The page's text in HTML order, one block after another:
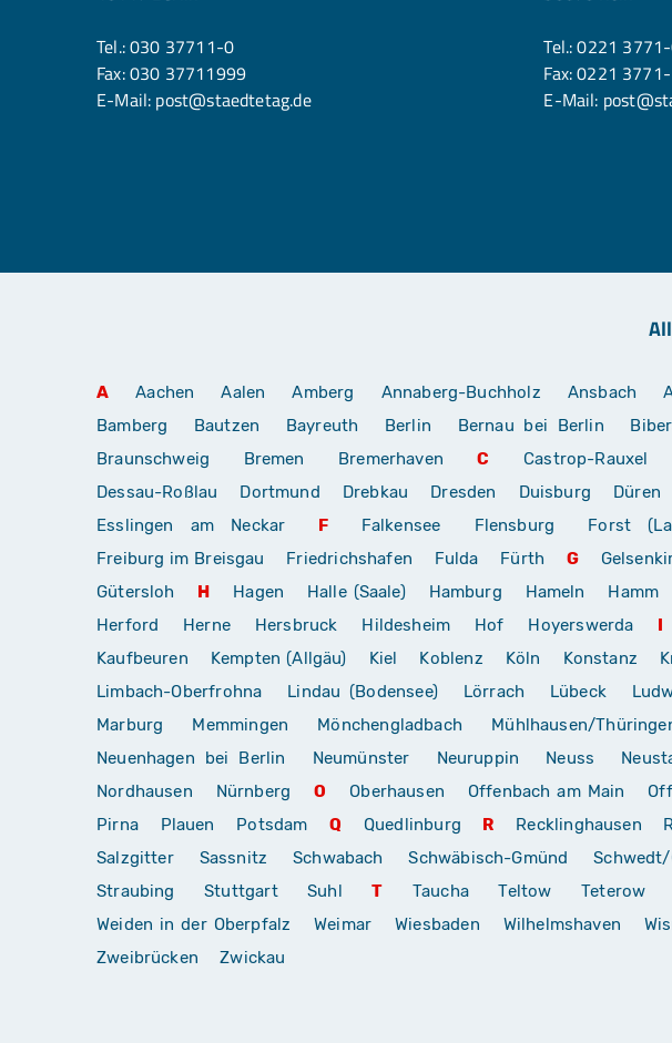
Tel.:030 37711-0
Fax: 030 37711999
E-Mail: post@staedtetag.de
Tel.:0221
Fax: 0221
E-Mail:
A Aachen Aalen Amberg Annaberg-Buchholz Ansbach
Bamberg
Bautzen Bayreuth Berlin Bernau bei Berlin
Braunschweig
Bremen Bremerhaven C Castrop-Rauxel
Dessau-Roßlau
Dortmund Drebkau Dresden Duisburg Düren
Esslingen am Neckar
F Falkensee Flensburg Forst
Freiburg im Breisgau
Friedrichshafen Fulda Fürth G
Gütersloh
H Hagen Halle (Saale) Hamburg Hameln Hamm
Herford
Herne Hersbruck Hildesheim Hof Hoyerswerda I
Kaufbeuren
Kempten (Allgäu) Kiel Koblenz Köln Konstanz
Limbach-Oberfrohna
Lindau (Bodensee) Lörrach Lübeck
Marburg
Memmingen Mönchengladbach Mühlhausen/
Neuenhagen bei Berlin
Neumünster Neuruppin Neuss
Nordhausen
Nürnberg O Oberhausen Offenbach am Main
Pirna
Plauen Potsdam Q Quedlinburg R Recklinghausen
Salzgitter
Sassnitz Schwabach Schwäbisch-Gmünd Schwedt/
Straubing
Stuttgart Suhl T Taucha Teltow Teterow
Weiden in der Oberpfalz
Weimar Wiesbaden Wilhelmshaven
Zweibrücken
Zwickau